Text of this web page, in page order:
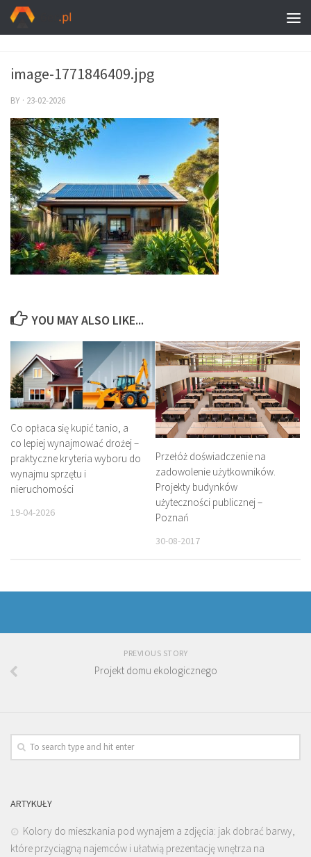
image-1771846409.jpg
BY · 23-02-2026
YOU MAY ALSO LIKE...
Co opłaca się kupić tanio, a
co lepiej wynajmować drożej –
praktyczne kryteria wyboru do
wynajmu sprzętu i
nieruchomości
19-04-2026
Przełóż doświadczenie na
zadowolenie użytkowników.
Projekty budynków
użyteczności publicznej –
Poznań
30-08-2017
PREVIOUS STORY
Projekt domu ekologicznego
ARTYKUŁY
Kolory do mieszkania pod wynajem a zdjęcia: jak dobrać barwy,
które przyciągną najemców i ułatwią prezentację wnętrza na